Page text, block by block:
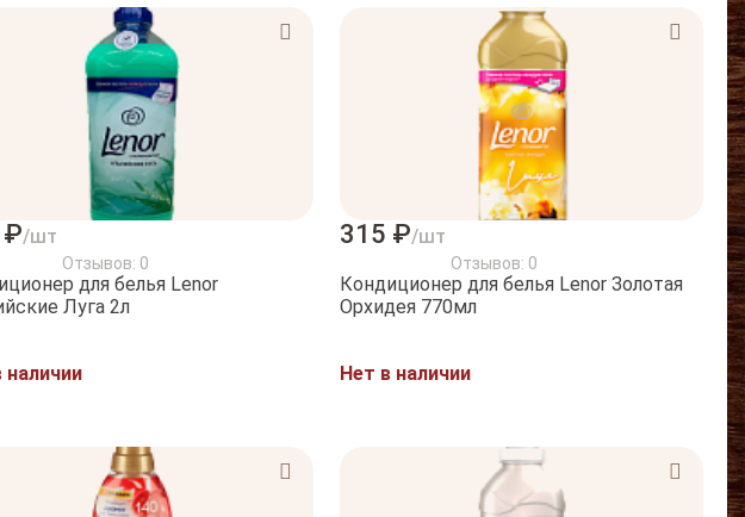
₽/шт
Отзывов: 0
для белья Lenor
Луга 2л
наличии
315 ₽/шт
Отзывов: 0
Кондиционер для белья Lenor Золотая
Орхидея 770мл
Нет в наличии